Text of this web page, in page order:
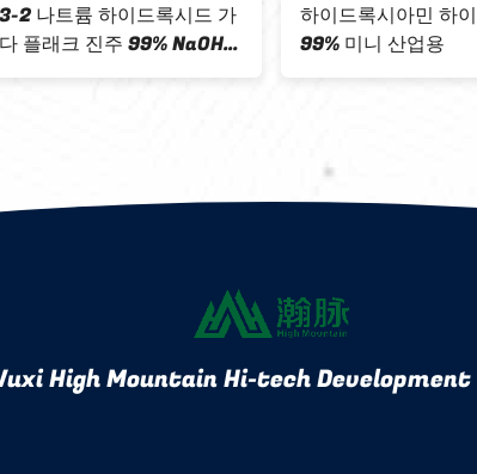
: 1314-13-2 덩크 산화물
은 순도 99.7% 전자 부품에
나트륨 메소드드
CH3NaO 30% 메소
데히드 용액
High Mountain Hi-tech Development